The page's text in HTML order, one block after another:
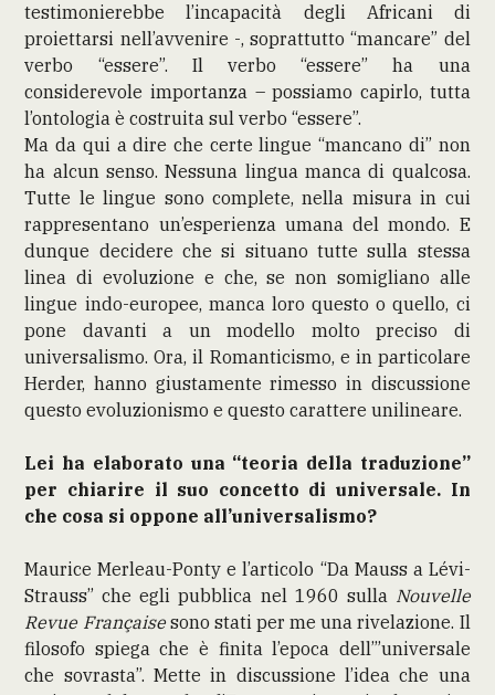
testimonierebbe l’incapacità degli Africani di
proiettarsi nell’avvenire -, soprattutto “mancare” del
verbo “essere”. Il verbo “essere” ha una
considerevole importanza – possiamo capirlo, tutta
l’ontologia è costruita sul verbo “essere”.
Ma da qui a dire che certe lingue “mancano di” non
ha alcun senso. Nessuna lingua manca di qualcosa.
Tutte le lingue sono complete, nella misura in cui
rappresentano un’esperienza umana del mondo. E
dunque decidere che si situano tutte sulla stessa
linea di evoluzione e che, se non somigliano alle
lingue indo-europee, manca loro questo o quello, ci
pone davanti a un modello molto preciso di
universalismo. Ora, il Romanticismo, e in particolare
Herder, hanno giustamente rimesso in discussione
questo evoluzionismo e questo carattere unilineare.
Lei ha elaborato una “teoria della traduzione”
per chiarire il suo concetto di universale. In
che cosa si oppone all’universalismo?
Maurice Merleau-Ponty e l’articolo “Da Mauss a Lévi-
Strauss” che egli pubblica nel 1960 sulla Nouvelle
Revue Françaisesono stati per me una rivelazione. Il
filosofo spiega che è finita l’epoca dell’”universale
che sovrasta”. Mette in discussione l’idea che una